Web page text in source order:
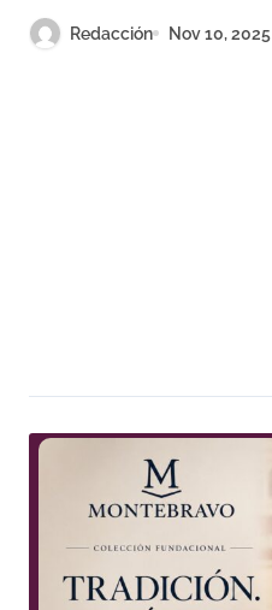
Redacción Nov 10, 2025